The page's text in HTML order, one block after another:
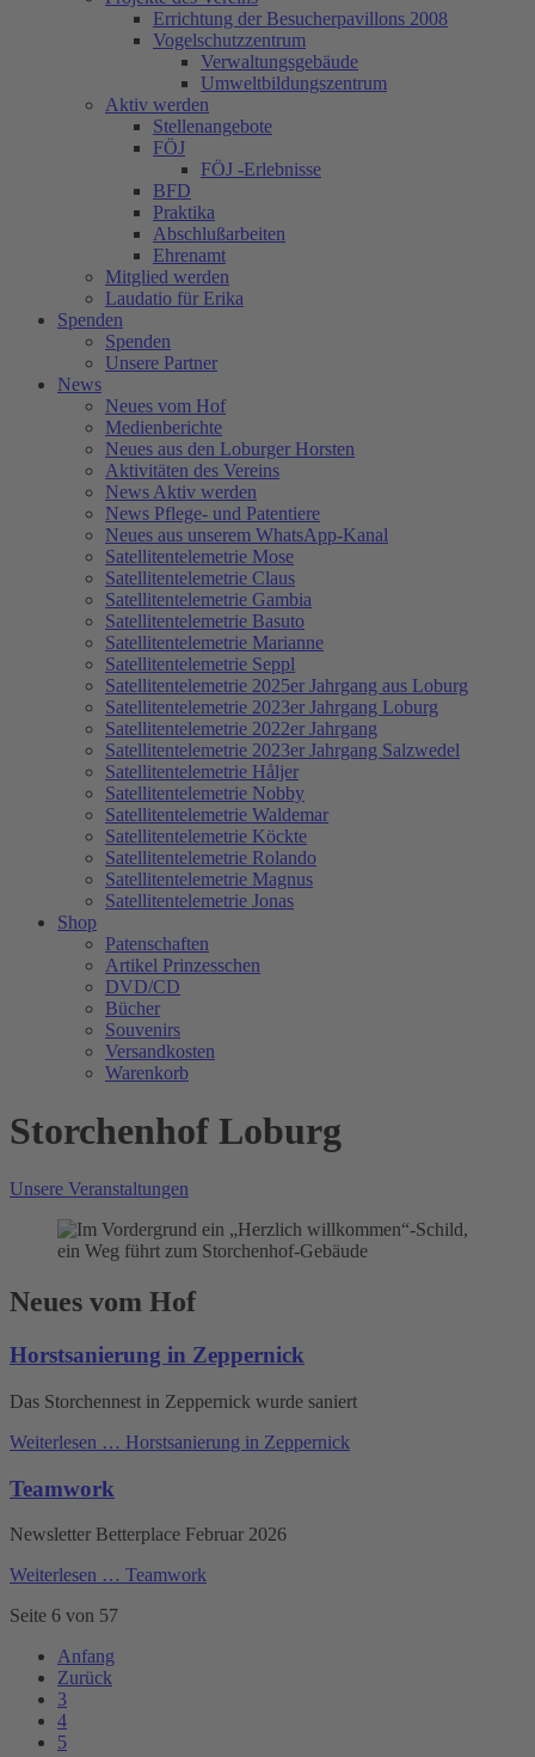
Errichtung der Besucherpavillons 2008
Vogelschutzzentrum
Verwaltungsgebäude
Umweltbildungszentrum
Aktiv werden
Stellenangebote
FÖJ
FÖJ -Erlebnisse
BFD
Praktika
Abschlußarbeiten
Ehrenamt
Mitglied werden
Laudatio für Erika
Spenden
Spenden
Unsere Partner
News
Neues vom Hof
Medienberichte
Neues aus den Loburger Horsten
Aktivitäten des Vereins
News Aktiv werden
News Pflege- und Patentiere
Neues aus unserem WhatsApp-Kanal
Satellitentelemetrie Mose
Satellitentelemetrie Claus
Satellitentelemetrie Gambia
Satellitentelemetrie Basuto
Satellitentelemetrie Marianne
Satellitentelemetrie Seppl
Satellitentelemetrie 2025er Jahrgang aus Loburg
Satellitentelemetrie 2023er Jahrgang Loburg
Satellitentelemetrie 2022er Jahrgang
Satellitentelemetrie 2023er Jahrgang Salzwedel
Satellitentelemetrie Håljer
Satellitentelemetrie Nobby
Satellitentelemetrie Waldemar
Satellitentelemetrie Köckte
Satellitentelemetrie Rolando
Satellitentelemetrie Magnus
Satellitentelemetrie Jonas
Shop
Patenschaften
Artikel Prinzesschen
DVD/CD
Bücher
Souvenirs
Versandkosten
Warenkorb
Storchenhof Loburg
Unsere Veranstaltungen
Neues vom Hof
Horstsanierung in Zeppernick
Das Storchennest in Zeppernick wurde saniert
Weiterlesen … Horstsanierung in Zeppernick
Teamwork
Newsletter Betterplace Februar 2026
Weiterlesen … Teamwork
Seite 6 von 57
Anfang
Zurück
3
4
5